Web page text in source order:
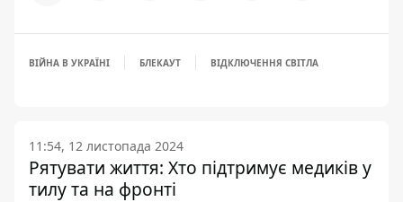
ВІЙНА В УКРАЇНІ БЛЕКАУТ ВІДКЛЮЧЕННЯ СВІТЛА
11:54, 12 листопада 2024
Рятувати життя: Хто підтримує медиків у
тилу та на фронті